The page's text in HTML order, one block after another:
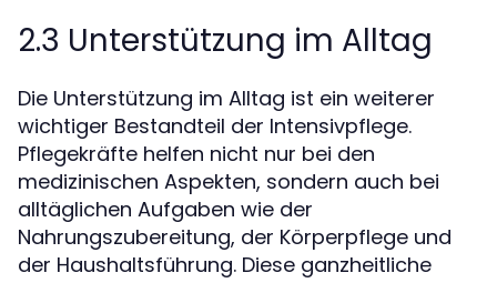
2.3 Unterstützung im Alltag
Die Unterstützung im Alltag ist ein weiterer
wichtiger Bestandteil der Intensivpflege.
Pflegekräfte helfen nicht nur bei den
medizinischen Aspekten, sondern auch bei
alltäglichen Aufgaben wie der
Nahrungszubereitung, der Körperpflege und
der Haushaltsführung. Diese ganzheitliche